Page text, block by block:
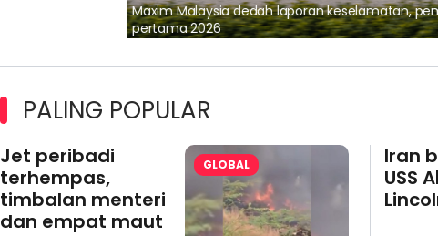
Maxim Malaysia dedah laporan keselamatan,
pertama 2026
PALING POPULAR
Jet peribadi
terhempas,
timbalan menteri
dan empat maut
GLOBAL
Iran
USS